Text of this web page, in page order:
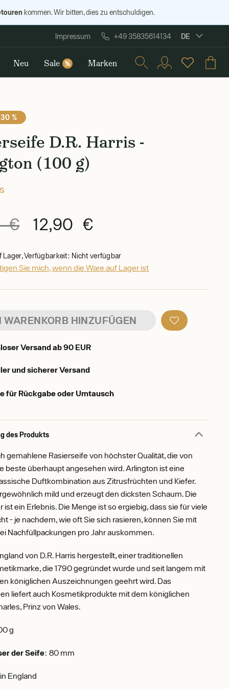
kommen. Wir bitten, dies zu entschuldigen.
Impressum +49 35835614134 DE
Neu Sale % Marken
%
D.R. Harris -
(100 g)
€ 12,90 €
Lager, Verfügbarkeit: Nicht verfügbar
Sie mich, wenn die Ware auf Lager ist
WARENKORB HINZUFÜGEN
Versand ab 90 EUR
und sicherer Versand
für Rückgabe oder Umtausch
des Produkts
gemahlene Rasierseife von höchster Qualität, die von
beste überhaupt angesehen wird. Arlington ist eine
Duftkombination aus Zitrusfrüchten und Kiefer.
mild und erzeugt den dicksten Schaum. Die
ist ein Erlebnis. Die Menge ist so ergiebig, dass sie für viele
- je nachdem, wie oft Sie sich rasieren, können Sie mit
Nachfüllpackungen pro Jahr auskommen.
von D.R. Harris hergestellt, einer traditionellen
die 1790 gegründet wurde und seit langem mit
königlichen Auszeichnungen geehrt wird. Das
liefert auch Kosmetikprodukte mit dem königlichen
Prinz von Wales.
g
der Seife: 80 mm
England